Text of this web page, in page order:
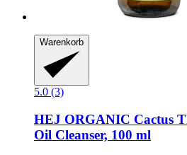
Warenkorb
5.0 (3)
HEJ ORGANIC Cactus
Oil Cleanser, 100 ml